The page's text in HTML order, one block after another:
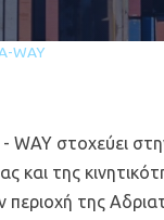
WAY
WAY στοχεύει
και της
της